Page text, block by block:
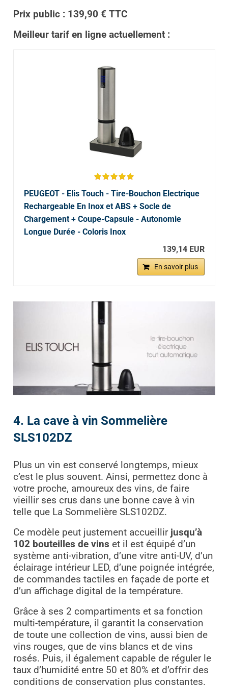
Prix public : 139,90 € TTC
Meilleur tarif en ligne actuellement :
PEUGEOT - Elis Touch - Tire-Bouchon Electrique
Rechargeable En Inox et ABS + Socle de
Chargement + Coupe-Capsule - Autonomie
Longue Durée - Coloris Inox
139,14 EUR
En savoir plus
4. La cave à vin Sommelière
SLS102DZ
Plus un vin est conservé longtemps, mieux
c’est le plus souvent. Ainsi, permettez donc à
votre proche, amoureux des vins, de faire
vieillir ses crus dans une bonne cave à vin
telle que La Sommelière SLS102DZ.
Ce modèle peut justement accueillir jusqu’à
102 bouteilles de vins et il est équipé d’un
système anti-vibration, d’une vitre anti-UV, d’un
éclairage intérieur LED, d’une poignée intégrée,
de commandes tactiles en façade de porte et
d’un affichage digital de la température.
Grâce à ses 2 compartiments et sa fonction
multi-température, il garantit la conservation
de toute une collection de vins, aussi bien de
vins rouges, que de vins blancs et de vins
rosés. Puis, il également capable de réguler le
taux d’humidité entre 50 et 80% et d’offrir des
conditions de conservation plus constantes.